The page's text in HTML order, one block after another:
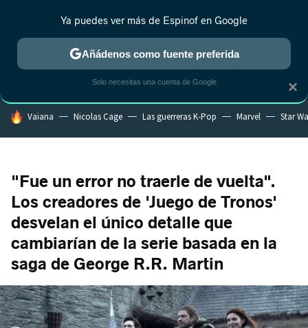
MENÚ NUEVO
ESTRENOS REALITY ANIME RANKINGS CINE
HOY SE HABLA DE
Vaiana Nicolas Cage Las guerreras K-Pop Marvel Star
"Fue un error no traerle de vuelta".
Los creadores de 'Juego de Tronos'
desvelan el único detalle que
cambiarían de la serie basada en la
saga de George R.R. Martin
×
Ya puedes ver más de Espinof en Google
Añádenos como fuente preferida
Solo necesitas una cuenta de Google